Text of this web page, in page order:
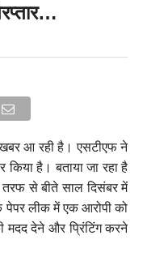
खबर आ रही है। एसटीएफ ने
किया है। बताया जा रहा है
से बीते साल दिसंबर में
पेपर लीक में एक आरोपी को
मदद देने और प्रिंटिंग करने